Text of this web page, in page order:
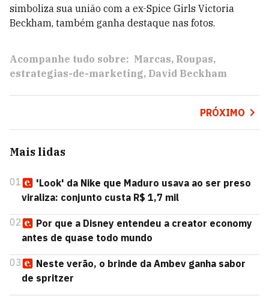
simboliza sua união com a ex-Spice Girls Victoria
Beckham, também ganha destaque nas fotos.
Acompanhe tudo sobre: Marcas Roupas
estrategias-de-marketing David Beckham
PRÓXIMO
Mais lidas
01
'Look' da Nike que Maduro usava ao ser preso
viraliza: conjunto custa R$ 1,7 mil
02
Por que a Disney entendeu a creator economy
antes de quase todo mundo
03
Neste verão, o brinde da Ambev ganha sabor
de spritzer